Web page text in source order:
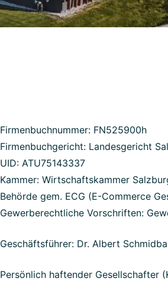
Firmenbuchnummer: FN525900h
Firmenbuchgericht: Landesgericht
UID: ATU75143337
Kammer: Wirtschaftskammer
Behörde gem. ECG (E-Commerce
Gewerberechtliche Vorschriften:
Geschäftsführer: Dr. Albert
Persönlich haftender Gesellschafter